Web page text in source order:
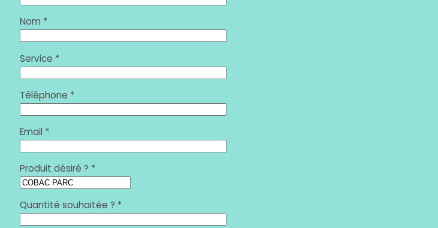
Nom *
Service *
Téléphone *
Email *
Produit désiré ? *
Quantité souhaitée ? *